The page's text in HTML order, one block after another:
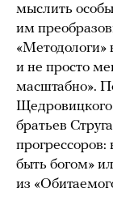
мыслить
им
«Методологи»
и не просто
масштабно».
братьев
быть богом»
из